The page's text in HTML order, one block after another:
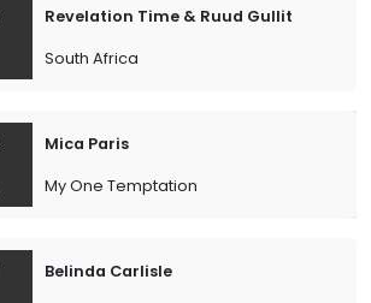
Revelation Time & Ruud Gullit
South Africa
Mica Paris
My One Temptation
Belinda Carlisle